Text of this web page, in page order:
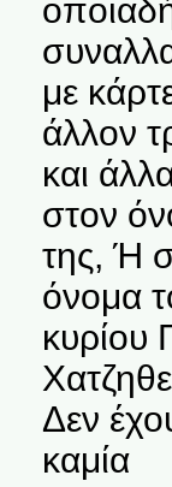
με
άλλον
και
στον
της, Ή
όνομα
κυρίου
Δεν
καμία